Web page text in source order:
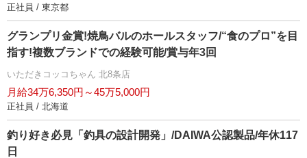
正社員 / 東京都
グランプリ金賞!焼鳥バルのホールスタッフ/“食のプロ”を目
指す!複数ブランドでの経験可能/賞与年3回
いただきコッコちゃん 北8条店
月給34万6,350円～45万5,000円
正社員 / 北海道
釣り好き必見「釣具の設計開発」/DAIWA公認製品/年休117
日